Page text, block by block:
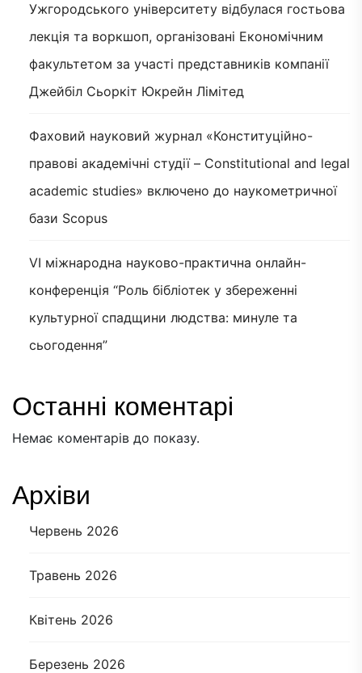
Ужгородського університету відбулася гостьова
лекція та воркшоп, організовані Економічним
факультетом за участі представників компанії
Джейбіл Сьоркіт Юкрейн Лімітед
Фаховий науковий журнал «Конституційно-
правові академічні студії – Constitutional and legal
academic studies» включено до наукометричної
бази Scopus
VI міжнародна науково-практична онлайн-
конференція “Роль бібліотек у збереженні
культурної спадщини людства: минуле та
сьогодення”
Останні коментарі
Немає коментарів до показу.
Архіви
Червень 2026
Травень 2026
Квітень 2026
Березень 2026